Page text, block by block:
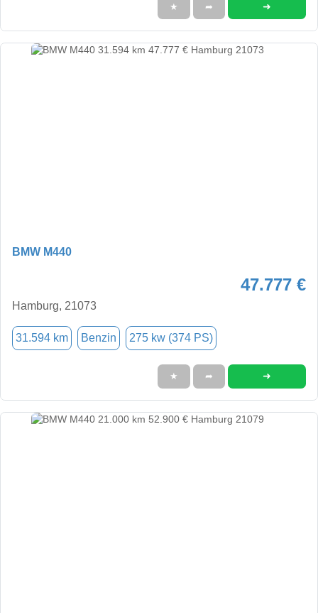
★ ➦ ➜
BMW M440
47.777 €
Hamburg, 21073
31.594 km Benzin 275 kw (374 PS)
★ ➦ ➜